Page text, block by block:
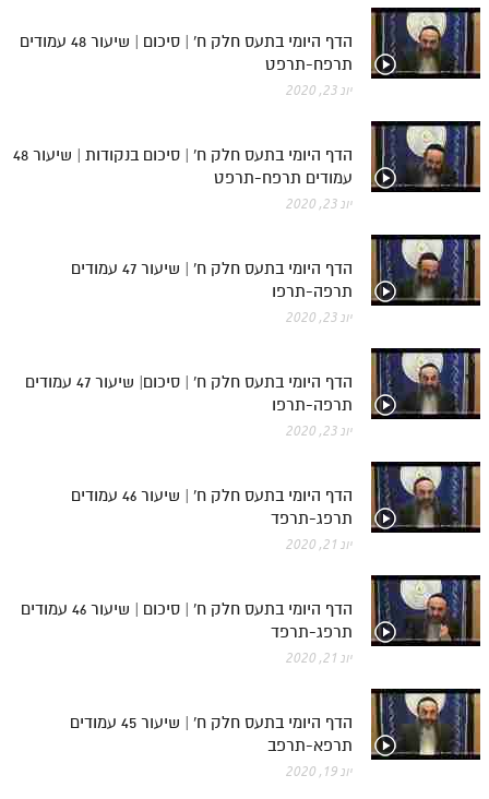
הדף היומי בתעס חלק ח' | סיכום | שיעור 48 עמודים
תרפח-תרפט
יונ 23, 2020
הדף היומי בתעס חלק ח' | סיכום בנקודות | שיעור 48
עמודים תרפח-תרפט
יונ 23, 2020
הדף היומי בתעס חלק ח' | שיעור 47 עמודים
תרפה-תרפו
יונ 23, 2020
הדף היומי בתעס חלק ח' | סיכום| שיעור 47 עמודים
תרפה-תרפו
יונ 23, 2020
הדף היומי בתעס חלק ח' | שיעור 46 עמודים
תרפג-תרפד
יונ 21, 2020
הדף היומי בתעס חלק ח' | סיכום | שיעור 46 עמודים
תרפג-תרפד
יונ 21, 2020
הדף היומי בתעס חלק ח' | שיעור 45 עמודים
תרפא-תרפב
יונ 19, 2020